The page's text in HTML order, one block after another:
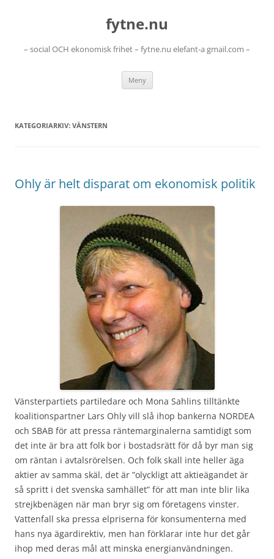
fytne.nu
– social OCH ekonomisk frihet – fytne.nu elefant-a gmail.com –
Meny
KATEGORIARKIV: VÄNSTERN
Ohly är helt disparat om ekonomisk politik
Vänsterpartiets partiledare och Mona Sahlins tilltänkte
koalitionspartner Lars Ohly vill slå ihop bankerna NORDEA
och SBAB för att pressa räntemarginalerna samtidigt som
det inte är bra att folk bor i bostadsrätt för då byr man sig
om räntan i avtalsrörelsen. Och folk skall inte heller äga
aktier av samma skäl, det är ”olyckligt att aktieägandet är
så spritt i det svenska samhället” för att man inte blir lika
strejkbenägen när man bryr sig om företagens vinster.
Vattenfall ska pressa elpriserna för konsumenterna med
hans nya ägardirektiv, men han förklarar inte hur det går
ihop med deras mål att minska energianvändningen.